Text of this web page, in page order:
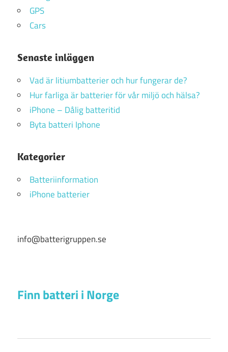
GPS
Cars
Senaste inläggen
Vad är litiumbatterier och hur fungerar de?
Hur farliga är batterier för vår miljö och hälsa?
iPhone – Dålig batteritid
Byta batteri Iphone
Kategorier
Batteriinformation
iPhone batterier
info@batterigruppen.se
Finn batteri i Norge